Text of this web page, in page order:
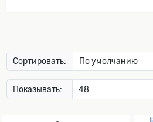
Сортировать:
Показывать: